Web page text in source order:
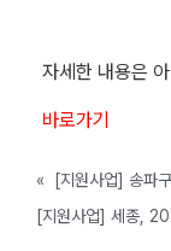
자세한 내용은
바로가기
«